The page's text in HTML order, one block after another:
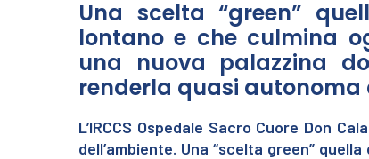
Una scelta “green”
lontano e che culmina
una nuova palazzina
renderla quasi
L’IRCCS Ospedale Sacro Cuore Don
dell’ambiente. Una “scelta green”